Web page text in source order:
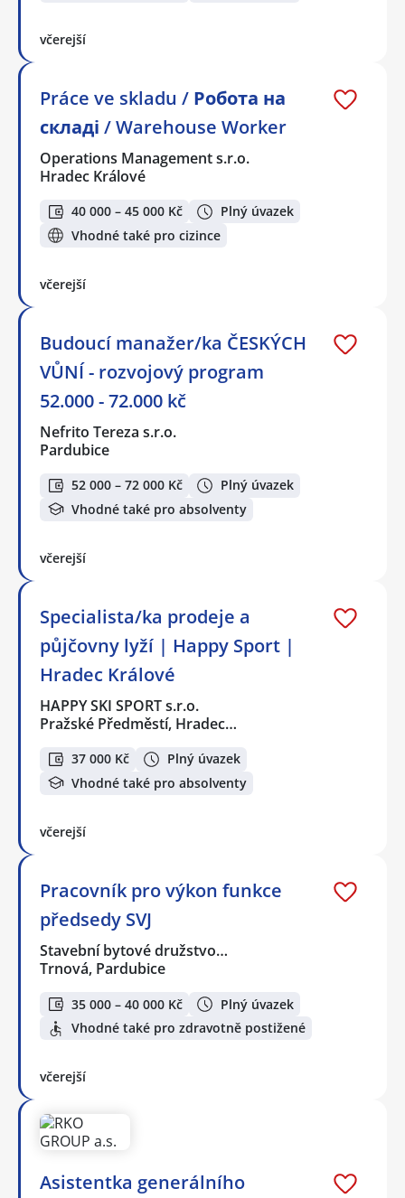
včerejší
Práce ve skladu / Робота на
складі / Warehouse Worker
Operations Management s.r.o.
Hradec Králové
40 000 – 45 000 Kč
Plný úvazek
Vhodné také pro cizince
včerejší
Budoucí manažer/ka ČESKÝCH
VŮNÍ - rozvojový program
52.000 - 72.000 kč
Nefrito Tereza s.r.o.
Pardubice
52 000 – 72 000 Kč
Plný úvazek
Vhodné také pro absolventy
včerejší
Specialista/ka prodeje a
půjčovny lyží | Happy Sport |
Hradec Králové
HAPPY SKI SPORT s.r.o.
Pražské Předměstí, Hradec…
37 000 Kč
Plný úvazek
Vhodné také pro absolventy
včerejší
Pracovník pro výkon funkce
předsedy SVJ
Stavební bytové družstvo…
Trnová, Pardubice
35 000 – 40 000 Kč
Plný úvazek
Vhodné také pro zdravotně postižené
včerejší
Asistentka generálního